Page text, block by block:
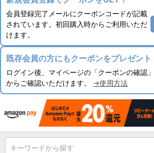
会員登録完了メールにクーポンコードが記載
されています。初回購入時からご利用いただ
けます。
既存会員の方にもクーポンをプレゼント
ログイン後、マイページの「クーポンの確認」
からご確認いただけます。 →使用方法
キーワードから探す